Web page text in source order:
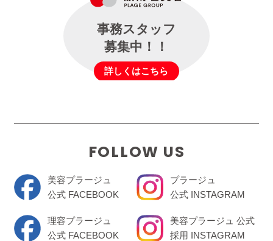
事務スタッフ
募集中！！
詳しくはこちら
FOLLOW US
美容プラージュ
公式 FACEBOOK
理容プラージュ
公式 FACEBOOK
プラージュ
公式 INSTAGRAM
美容プラージュ 公式
採用 INSTAGRAM